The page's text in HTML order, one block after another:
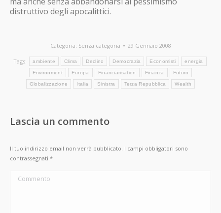
distruttivo degli apocalittici.
Categoria: Senza categoria 29 Gennaio 2008
Tags: ambiente Clima Declino Democrazia Economisti energia
Environment Europa Financiarisation Finanza Futuro
Globalizzazione Italia Sinistra Terza Repubblica Wealth
Lascia un commento
Il tuo indirizzo email non verrà pubblicato. I campi obbligatori sono
contrassegnati *
Commento